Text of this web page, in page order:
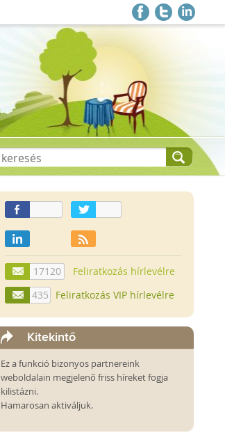
17120
Feliratkozás hírlevélre
435
Feliratkozás VIP hírlevélre
Kitekintő
Ez a funkció bizonyos partnereink
weboldalain megjelenő friss híreket fogja
kilistázni.
Hamarosan aktiváljuk.